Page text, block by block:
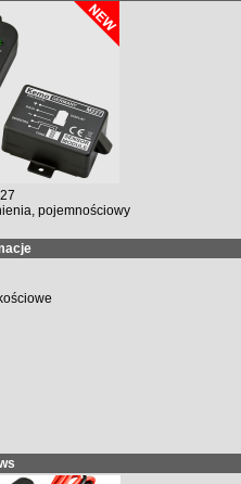
pojemnościowy